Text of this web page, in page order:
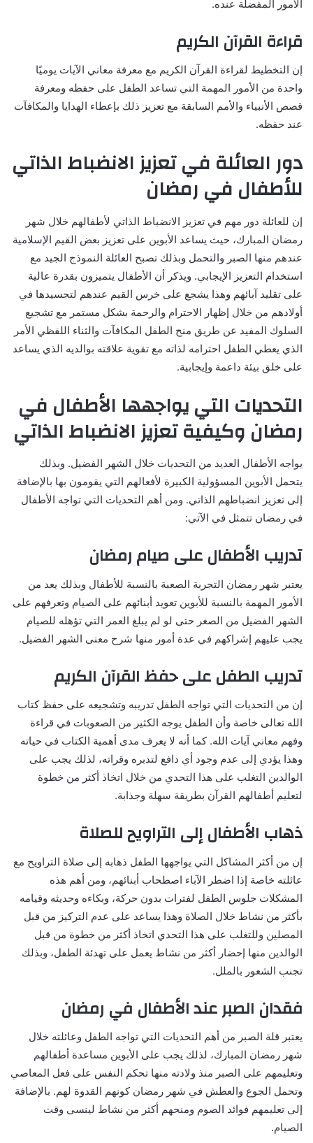
الأمور المفضلة عنده.
قراءة القرآن الكريم
إن التخطيط لقراءة القرآن الكريم مع معرفة معاني الآيات يوميًا
واحدة من الأمور المهمة التي تساعد الطفل على حفظه ومعرفة
قصص الأنبياء والأمم السابقة مع تعزيز ذلك بإعطاء الهدايا والمكافآت
عند حفظه.
دور العائلة في تعزيز الانضباط الذاتي
للأطفال في رمضان
إن للعائلة دور مهم في تعزيز الانضباط الذاتي لأطفالهم خلال شهر
رمضان المبارك، حيث يساعد الأبوين على تعزيز بعض القيم الإسلامية
عندهم منها الصبر والتحمل وبذلك تصبح العائلة النموذج الجيد مع
استخدام التعزيز الإيجابي. ويذكر أن الأطفال يتميزون بقدرة عالية
على تقليد آبائهم وهذا يشجع على خرس القيم عندهم لتجسيدها في
أولادهم من خلال إظهار الاحترام والرحمة بشكل مستمر مع تشجيع
السلوك المفيد عن طريق منح الطفل المكافآت والثناء اللفظي الأمر
الذي يعطي الطفل احترامه لذاته مع تقوية علاقته بوالديه الذي يساعد
على خلق بيئة داعمة وإيجابية.
التحديات التي يواجهها الأطفال في
رمضان وكيفية تعزيز الانضباط الذاتي
يواجه الأطفال العديد من التحديات خلال الشهر الفضيل. وبذلك
يتحمل الأبوين المسؤولية الكبيرة لأفعالهم التي يقومون بها بالإضافة
إلى تعزيز انضباطهم الذاتي. ومن أهم التحديات التي تواجه الأطفال
في رمضان تتمثل في الآتي:
تدريب الأطفال على صيام رمضان
يعتبر شهر رمضان التجربة الصعبة بالنسبة للأطفال وبذلك يعد من
الأمور المهمة بالنسبة للأبوين تعويد أبنائهم على الصيام وتعرفهم على
الشهر الفضيل من الصغر حتى لو لم يبلغ العمر التي تؤهله للصيام
يجب عليهم إشراكهم في عدة أمور منها شرح معنى الشهر الفضيل.
تدريب الطفل على حفظ القرآن الكريم
إن من التحديات التي تواجه الطفل تدريبه وتشجيعه على حفظ كتاب
الله تعالى خاصة وأن الطفل يوجه الكثير من الصعوبات في قراءة
وفهم معاني آيات الله. كما أنه لا يعرف مدى أهمية الكتاب في حياته
وهذا يؤدي إلى عدم وجود أي دافع لتدبره وقراته، لذلك يجب على
الوالدين التغلب على هذا التحدي من خلال اتخاذ أكثر من خطوة
لتعليم أطفالهم القرآن بطريقة سهلة وجذابة.
ذهاب الأطفال إلى التراويح للصلاة
إن من أكثر المشاكل التي يواجهها الطفل ذهابه إلى صلاة التراويح مع
عائلته خاصة إذا اضطر الآباء اصطحاب أبنائهم، ومن أهم هذه
المشكلات جلوس الطفل لفترات بدون حركة، وبكاءه وحديثه وقيامه
بأكثر من نشاط خلال الصلاة وهذا يساعد على عدم التركيز من قبل
المصلين وللتغلب على هذا التحدي اتخاذ أكثر من خطوة من قبل
الوالدين منها إحضار أكثر من نشاط يعمل على تهدئة الطفل، وبذلك
تجنب الشعور بالملل.
فقدان الصبر عند الأطفال في رمضان
يعتبر قلة الصبر من أهم التحديات التي تواجه الطفل وعائلته خلال
شهر رمضان المبارك، لذلك يجب على الأبوين مساعدة أطفالهم
وتعليمهم على الصبر منذ ولادته منها تحكم النفس على فعل المعاصي
وتحمل الجوع والعطش في شهر رمضان كونهم القدوة لهم. بالإضافة
إلى تعليمهم فوائد الصوم ومنحهم أكثر من نشاط لينسى وقت
الصيام.